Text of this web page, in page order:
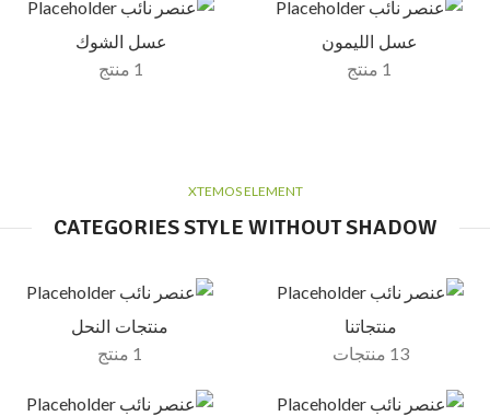
عسل الليمون
1 منتج
عسل الشوك
1 منتج
XTEMOS ELEMENT
CATEGORIES STYLE WITHOUT SHADOW
منتجاتنا
13 منتجات
منتجات النحل
1 منتج